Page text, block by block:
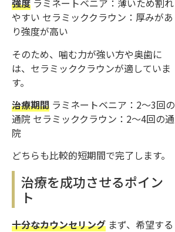
強度 ラミネートベニア：薄いため割れ
やすい セラミッククラウン：厚みがあ
り強度が高い
そのため、噛む力が強い方や奥歯に
は、セラミッククラウンが適していま
す。
治療期間 ラミネートベニア：2〜3回の
通院 セラミッククラウン：2〜4回の通
院
どちらも比較的短期間で完了します。
治療を成功させるポイン
ト
十分なカウンセリング まず、希望する